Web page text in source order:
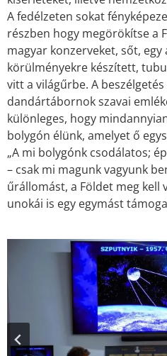
A fedélzeten sokat
részben hogy megörökítse a
magyar konzerveket, sőt, egy
körülményekre készített,
vitt a világűrbe. A
dandártábornok szavai
különleges, hogy
bolygón élünk, amelyet ő
„A mi bolygónk csodálatos;
– csak mi magunk vagyunk
űrállomást, a Földet meg kell
unokái is egy egymást